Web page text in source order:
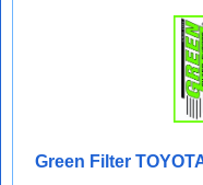
Green Filter